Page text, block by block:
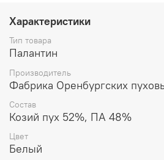
которых может быть
палантином вы также можете
или, наоборот, сделать акцент на
Характеристики
Тип товара
Палантин
Производитель
Фабрика Оренбургских
Состав
Козий пух 52%, ПА 48%
Цвет
Белый